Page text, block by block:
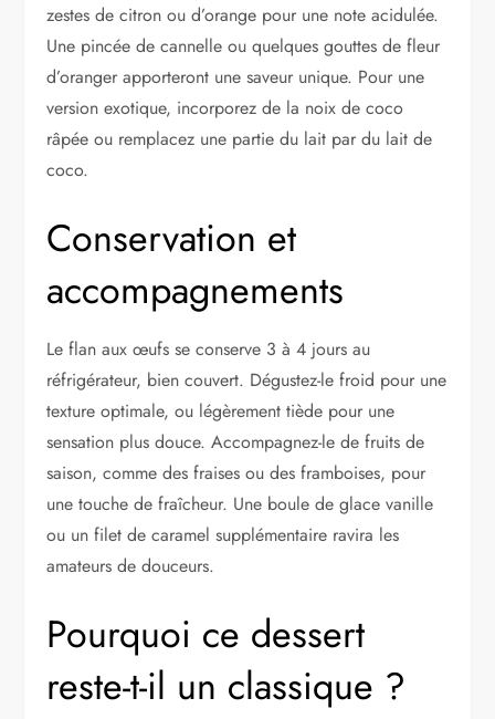
zestes de citron ou d’orange pour une note acidulée.
Une pincée de cannelle ou quelques gouttes de fleur
d’oranger apporteront une saveur unique. Pour une
version exotique, incorporez de la noix de coco
râpée ou remplacez une partie du lait par du lait de
coco.
Conservation et
accompagnements
Le flan aux œufs se conserve 3 à 4 jours au
réfrigérateur, bien couvert. Dégustez-le froid pour une
texture optimale, ou légèrement tiède pour une
sensation plus douce. Accompagnez-le de fruits de
saison, comme des fraises ou des framboises, pour
une touche de fraîcheur. Une boule de glace vanille
ou un filet de caramel supplémentaire ravira les
amateurs de douceurs.
Pourquoi ce dessert
reste-t-il un classique ?